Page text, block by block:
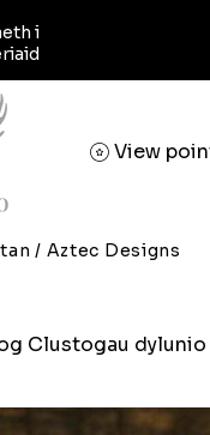
i
View
/ Aztec Designs
Clustogau